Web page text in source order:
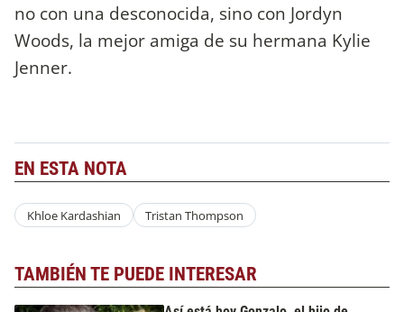
no con una desconocida, sino con Jordyn
Woods, la mejor amiga de su hermana Kylie
Jenner.
EN ESTA NOTA
Khloe Kardashian Tristan Thompson
TAMBIÉN TE PUEDE INTERESAR